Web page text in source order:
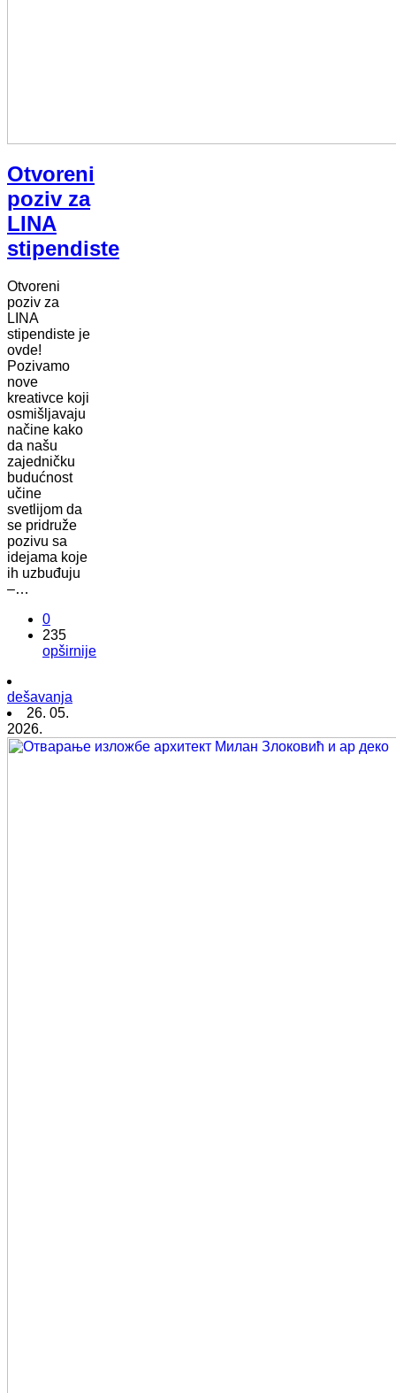
Otvoreni
poziv za
LINA
stipendiste
Otvoreni
poziv za
LINA
stipendiste je
ovde!
Pozivamo
nove
kreativce koji
osmišljavaju
načine kako
da našu
zajedničku
budućnost
učine
svetlijom da
se pridruže
pozivu sa
idejama koje
ih uzbuđuju
–…
0
235
opširnije
dešavanja
26. 05.
2026.